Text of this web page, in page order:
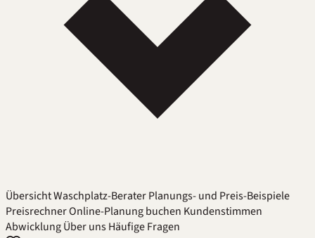
ÜbersichtWaschplatz-BeraterPlanungs- und Preis-Beispiele
PreisrechnerOnline-Planung buchen Kundenstimmen
AbwicklungÜber unsHäufige Fragen